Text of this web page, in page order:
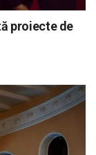
proiecte de